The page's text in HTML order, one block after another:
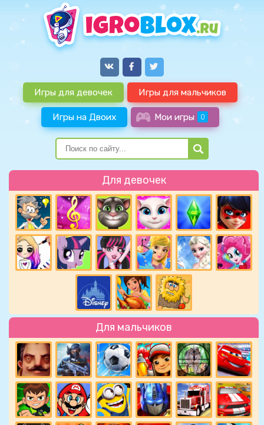
Игры для девочек Игры для мальчиков
Игры на Двоих Мои игры 0
Для девочек
Для мальчиков